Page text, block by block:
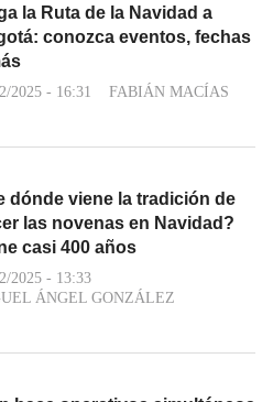
la Ruta de la Navidad a
conozca eventos, fechas
2025 - 16:31 FABIÁN MACÍAS
dónde viene la tradición de
las novenas en Navidad?
casi 400 años
2025 - 13:33
ÁNGEL GONZÁLEZ